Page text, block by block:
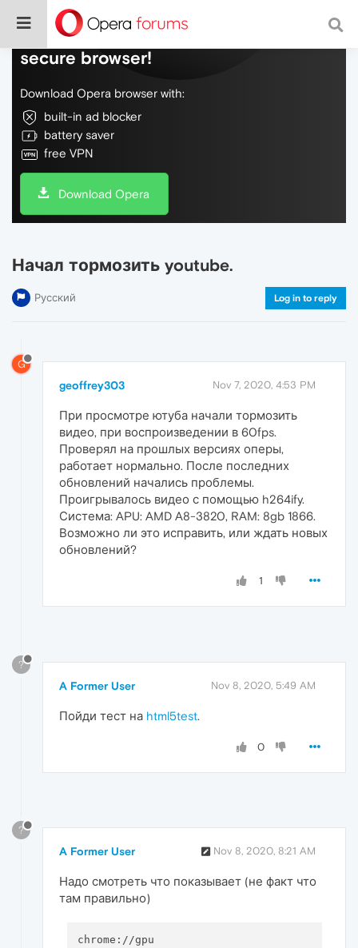
Do more on the web, with a fast and
secure browser!
Download Opera browser with:
built-in ad blocker
battery saver
free VPN
Download Opera
Начал тормозить youtube.
Русский Log in to reply
G
geoffrey303 Nov 7, 2020, 4:53 PM
При просмотре ютуба начали тормозить
видео, при воспроизведении в 60fps.
Проверял на прошлых версиях оперы,
работает нормально. После последних
обновлений начались проблемы.
Проигрывалось видео с помощью h264ify.
Система: APU: AMD A8-3820, RAM: 8gb 1866.
Возможно ли это исправить, или ждать новых
обновлений?
1
?
A Former User Nov 8, 2020, 5:49 AM
Пойди тест на html5test.
0
?
A Former User Nov 8, 2020, 8:21 AM
Надо смотреть что показывает (не факт что
там правильно)